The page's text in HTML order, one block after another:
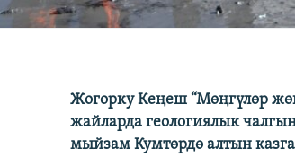
Жогорку Кеңеш “Мөңгүлөр
жайларда геологиялык
мыйзам Кумтөрдө алтын